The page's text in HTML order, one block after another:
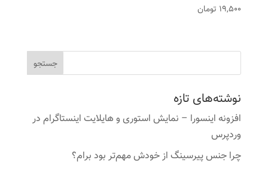
19,500 تومان
نوشته‌های تازه
افزونه اینسورا – نمایش استوری و هایلایت اینستاگرام در
وردپرس
چرا جنس پیرسینگ از خودش مهم‌تر بود برام؟